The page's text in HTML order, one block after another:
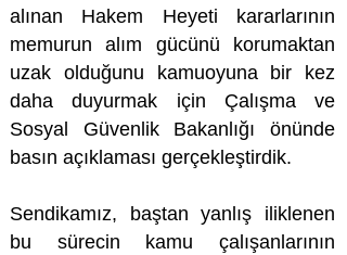
alınan Hakem Heyeti kararlarının
memurun alım gücünü korumaktan
uzak olduğunu kamuoyuna bir kez
daha duyurmak için Çalışma ve
Sosyal Güvenlik Bakanlığı önünde
basın açıklaması gerçekleştirdik.
Sendikamız, baştan yanlış iliklenen
bu sürecin kamu çalışanlarının